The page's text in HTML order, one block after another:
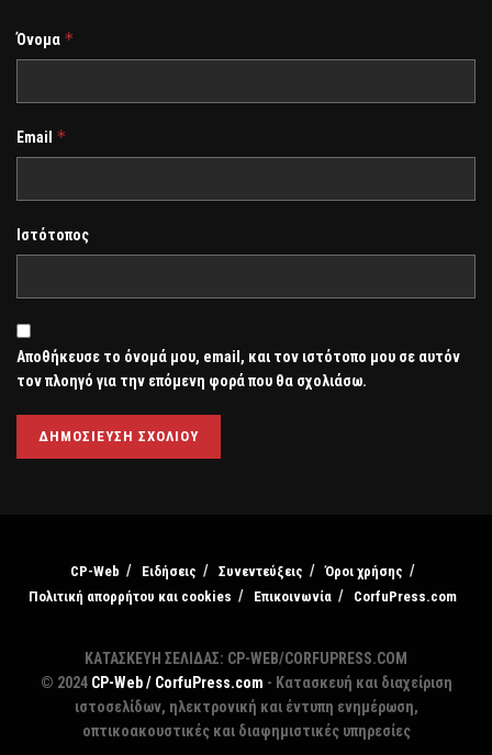
Όνομα *
Email *
Ιστότοπος
Αποθήκευσε το όνομά μου, email, και τον ιστότοπο μου σε αυτόν
τον πλοηγό για την επόμενη φορά που θα σχολιάσω.
CP-Web Ειδήσεις Συνεντεύξεις
Όροι χρήσης
Πολιτική απορρήτου και cookies
Επικοινωνία CorfuPress.com
ΚΑΤΑΣΚΕΥΗ ΣΕΛΙΔΑΣ: CP-WEB/CORFUPRESS.COM
© 2024 CP-Web / CorfuPress.com - Κατασκευή και διαχείριση
ιστοσελίδων, ηλεκτρονική και έντυπη ενημέρωση,
οπτικοακουστικές και διαφημιστικές υπηρεσίες